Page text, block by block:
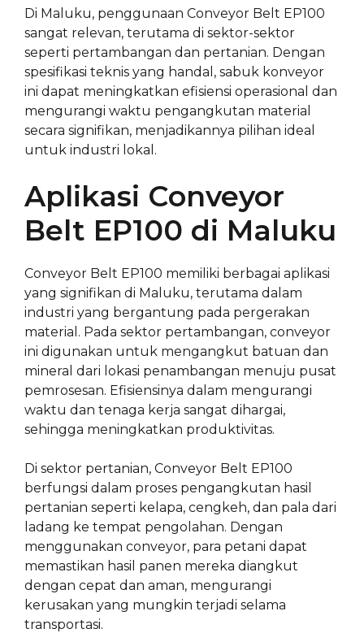
Di Maluku, penggunaan Conveyor Belt EP100
sangat relevan, terutama di sektor-sektor
seperti pertambangan dan pertanian. Dengan
spesifikasi teknis yang handal, sabuk konveyor
ini dapat meningkatkan efisiensi operasional dan
mengurangi waktu pengangkutan material
secara signifikan, menjadikannya pilihan ideal
untuk industri lokal.
Aplikasi Conveyor
Belt EP100 di Maluku
Conveyor Belt EP100 memiliki berbagai aplikasi
yang signifikan di Maluku, terutama dalam
industri yang bergantung pada pergerakan
material. Pada sektor pertambangan, conveyor
ini digunakan untuk mengangkut batuan dan
mineral dari lokasi penambangan menuju pusat
pemrosesan. Efisiensinya dalam mengurangi
waktu dan tenaga kerja sangat dihargai,
sehingga meningkatkan produktivitas.
Di sektor pertanian, Conveyor Belt EP100
berfungsi dalam proses pengangkutan hasil
pertanian seperti kelapa, cengkeh, dan pala dari
ladang ke tempat pengolahan. Dengan
menggunakan conveyor, para petani dapat
memastikan hasil panen mereka diangkut
dengan cepat dan aman, mengurangi
kerusakan yang mungkin terjadi selama
transportasi.